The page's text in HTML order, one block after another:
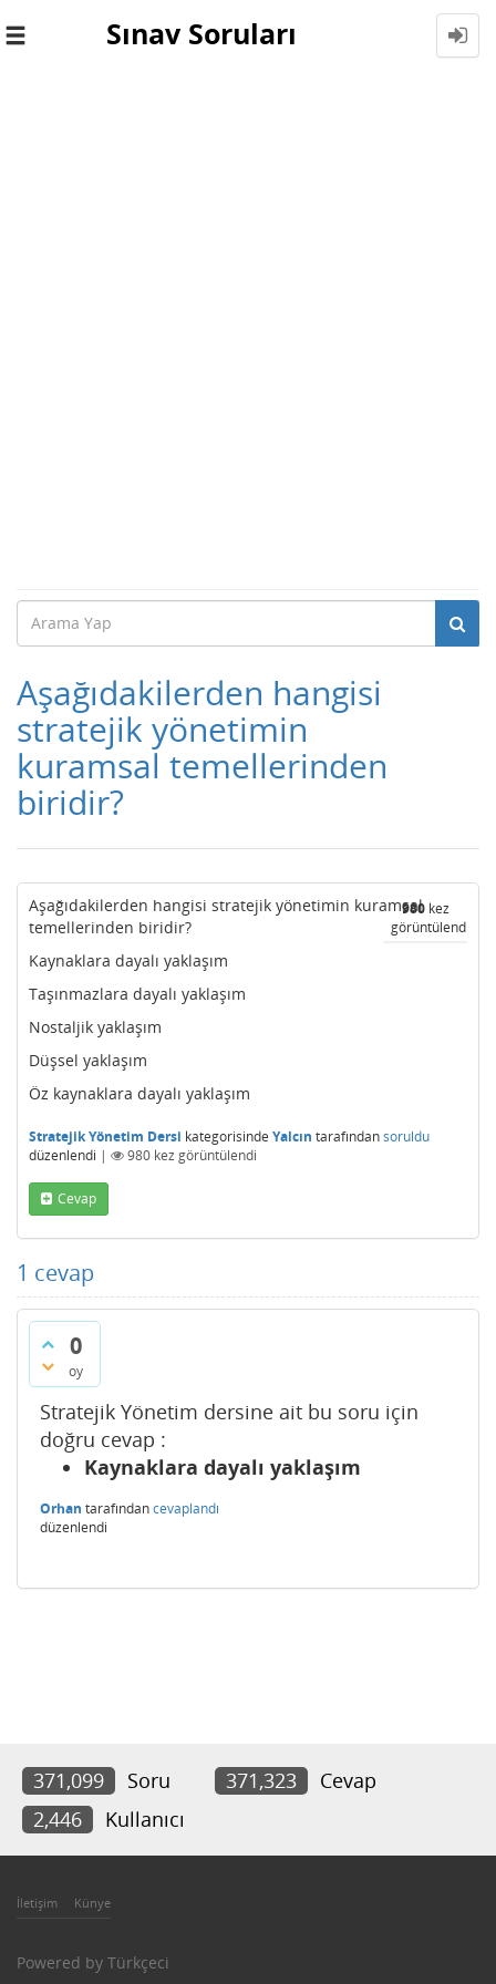
Toggle
Sınav Soruları
Aşağıdakilerden hangisi
stratejik yönetimin
kuramsal temellerinden
biridir?
980 kez
görüntülendi
Aşağıdakilerden hangisi stratejik yönetimin kuramsal
temellerinden biridir?
Kaynaklara dayalı yaklaşım
Taşınmazlara dayalı yaklaşım
Nostaljik yaklaşım
Düşsel yaklaşım
Öz kaynaklara dayalı yaklaşım
Stratejik Yönetim Dersi kategorisinde Yalcın tarafındansoruldu
düzenlendi | 980 kez görüntülendi
Cevap
1 cevap
0
oy
Stratejik Yönetim dersine ait bu soru için
doğru cevap :
Kaynaklara dayalı yaklaşım
Orhan tarafındancevaplandı
düzenlendi
371,099 Soru 371,323
Cevap
2,446
Kullanıcı
İletişim Künye
Powered by Türkçeci